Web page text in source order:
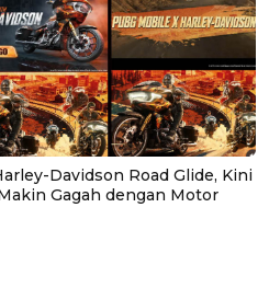
Davidson Road Glide, Kini
Gagah dengan Motor